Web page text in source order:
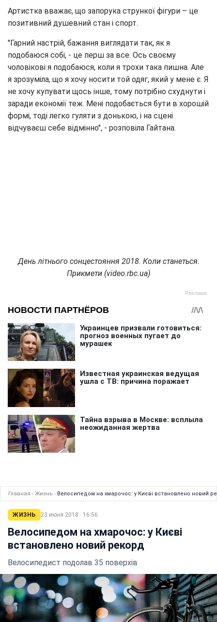
Артистка вважає, що запорука стрункої фігури – це
позитивний душевний стан і спорт.
"Гарний настрій, бажання виглядати так, як я
подобаюся собі, - це перш за все. Ось своєму
чоловікові я подобаюся, коли я трохи така пишна. Але
я зрозуміла, що я хочу носити той одяг, який у мене є. Я
не хочу купувати щось інше, тому потрібно схуднути і
заради економії теж. Мені подобається бути в хорошій
формі, тоді легко гуляти з донькою, і на сцені
відчуваєш себе відмінно", - розповіла Гайтана.
День літнього сонцестояння 2018. Коли станеться.
Прикмети (video.rbc.ua)
Главная › Жизнь › Велосипедом на хмарочос: у Києві встановлено новий
ЖИЗНЬ 23 июня 2018 · 16:56
Велосипедом на хмарочос: у Києві
встановлено новий рекорд
Велосипедист подолав 35 поверхів